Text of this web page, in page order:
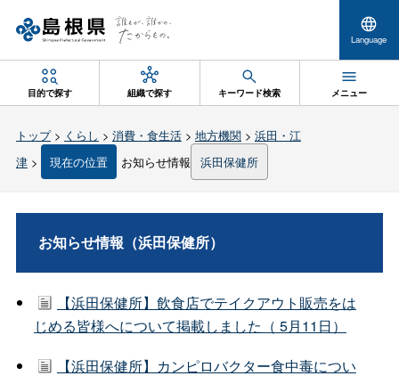
Language
目的で探す 組織で探す キーワード検索 メニュー
トップ> くらし > 消費・食生活> 地方機関> 浜田・江
津> 現在の位置 お知らせ情報 浜田保健所
お知らせ情報（浜田保健所）
【浜田保健所】飲食店でテイクアウト販売をは
じめる皆様へについて掲載しました（ 5月11日）
【浜田保健所】カンピロバクター食中毒につい